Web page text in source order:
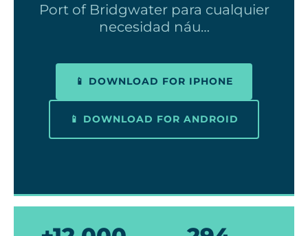
Port of Bridgwater para cualquier
necesidad náu…
📱 DOWNLOAD FOR IPHONE
📱 DOWNLOAD FOR ANDROID